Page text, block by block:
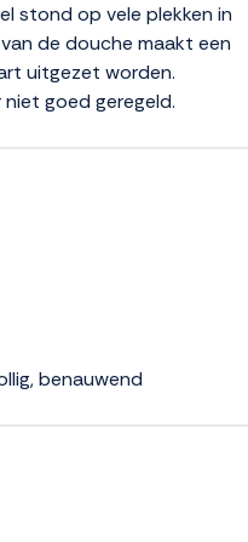
stond op vele plekken in
de douche maakt een
uitgezet worden.
goed geregeld.
benauwend